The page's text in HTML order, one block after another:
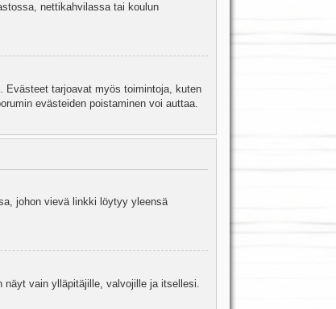
nettikahvilassa tai koulun
Evästeet tarjoavat myös toimintoja, kuten
evästeiden poistaminen voi auttaa.
johon vievä linkki löytyy yleensä
vain ylläpitäjille, valvojille ja itsellesi.